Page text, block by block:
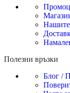
Нашите
Полезни връзки
Блог /